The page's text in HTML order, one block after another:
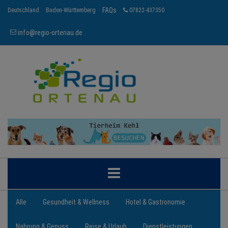
Deutschland Baden-Württemberg FAQs 07822-437350
info@regio-ortenau.de
ORTENAU
Alle Gesundheit & Wellness Hotel & Gastronomie